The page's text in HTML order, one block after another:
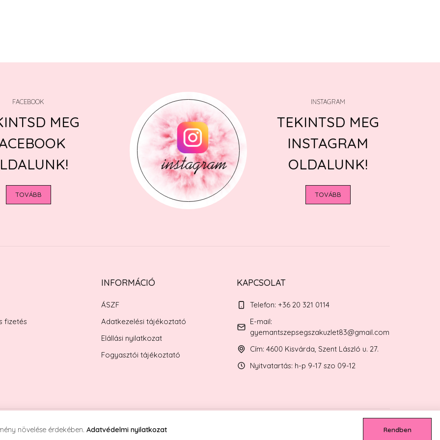
FACEBOOK
MEG
TOVÁBB
INSTAGRAM
TEKINTSD MEG
INSTAGRAM
OLDALUNK!
TOVÁBB
fizetés
INFORMÁCIÓ
ÁSZF
Adatkezelési tájékoztató
Elállási nyilatkozat
Fogyasztói tájékoztató
KAPCSOLAT
Telefon: +36 20 321 0114
E-mail:
gyemantszepsegszakuzlet83@gmail.com
Cím: 4600 Kisvárda, Szent László u. 27.
Nyitvatartás: h-p 9-17 szo 09-12
növelése érdekében. Adatvédelmi nyilatkozat Rendben